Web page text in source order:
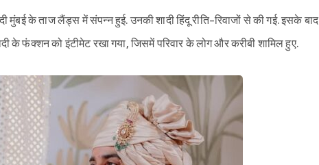
Sign in
मुंबई के ताज लैंड्स में संपन्न हुई. उनकी शादी हिंदू रीति-रिवाजों से की गई. इसके बाद
के फंक्शन को इंटीमेट रखा गया, जिसमें परिवार के लोग और करीबी शामिल हुए.